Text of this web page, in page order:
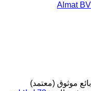
Almat BV
بائع موثوق (معتمد)